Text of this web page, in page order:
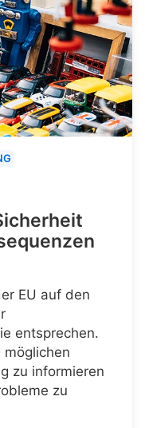
EU auf den
entsprechen.
zu informieren
zu